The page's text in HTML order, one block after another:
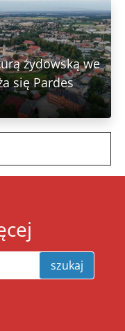
żydowską we
się Pardes
szukaj